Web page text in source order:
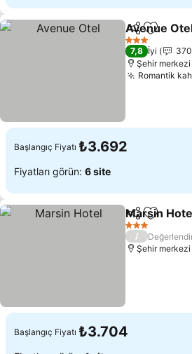
Paylaş
Avenue
3 Yıldız
7,8 İyi
370
Şehir
Romantik
Başlangıç Fiyatı ₺3.692
Fiyatları görün: 6 site
Paylaş
Marsin
3 Yıldız
/
Şehir
Başlangıç Fiyatı ₺3.704